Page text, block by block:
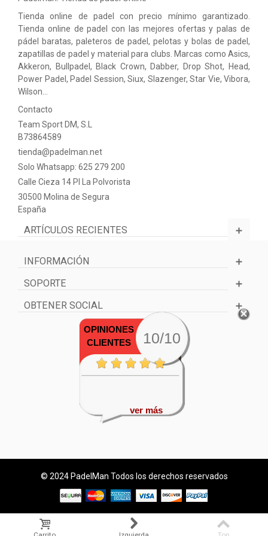
Tienda online de padel con precio mínimo garantizado.
Tienda online de padel con las mejores ofertas y palas de
pádel baratas, paleteros de padel, pelotas y bolas de padel,
zapatillas de padel y material para clubs. Marcas como Asics,
Akkeron, Bullpadel, Black Crown, Dabber, Drop Shot, Head,
Power Padel, Padel Session, Siux, Slazenger, Star Vie, Vibora,
Wilson…
Contacto
Team Sport DM, S.L
B73864589
tienda@padelman.net
Solo Whatsapp: 625 279 200
Calle Cieza 14 PI La Polvorista
30500 Molina de Segura
España
ARTÍCULOS RECIENTES
INFORMACIÓN
SOPORTE
OBTENER SOCIAL
OPINIONES
CLIENTES
10/10
ver más
© 2024 PadelMan Todos los derechos reservados